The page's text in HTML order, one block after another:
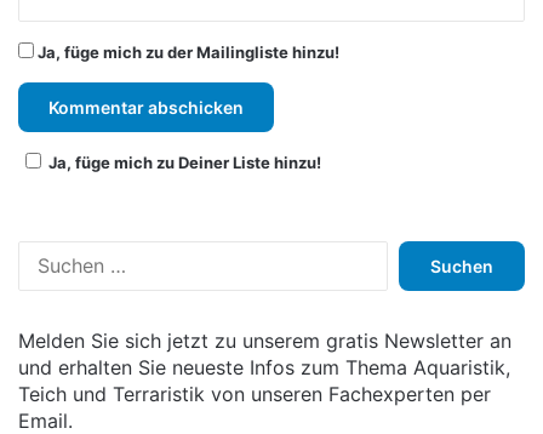
Ja, füge mich zu der Mailingliste hinzu!
Ja, füge mich zu Deiner Liste hinzu!
h
n
n
Melden Sie sich jetzt zu unserem gratis Newsletter an
und erhalten Sie neueste Infos zum Thema Aquaristik,
Teich und Terraristik von unseren Fachexperten per
Email.